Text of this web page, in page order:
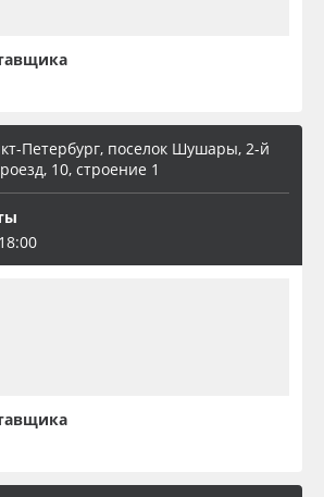
Петербург, поселок Шушары, 2-й
10, строение 1